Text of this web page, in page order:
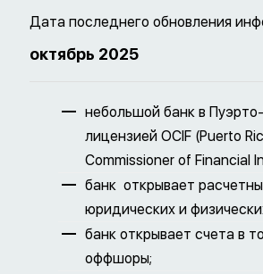
Дата последнего обновления
октябрь 2025
небольшой банк в
лицензией OCIF (Puerto
Commissioner of Financial
банк открывает
юридических и
банк открывает счета в
оффшоры;